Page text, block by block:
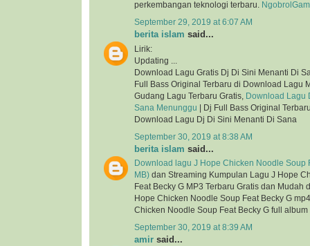
perkembangan teknologi terbaru.
September 29, 2019 at 6:07 AM
berita islam said...
Lirik:
Updating ...
Download Lagu Gratis Dj Di Sini Menanti Di
Full Bass Original Terbaru di Download Lagu
Gudang Lagu Terbaru Gratis,
Download Lagu
Sana Menunggu | Dj Full Bass Original
Download Lagu Dj Di Sini Menanti Di Sana
September 30, 2019 at 8:38 AM
berita islam said...
Download lagu J Hope Chicken Noodle Soup
MB) dan Streaming Kumpulan Lagu J Hope
Feat Becky G MP3 Terbaru Gratis dan Mudah
Hope Chicken Noodle Soup Feat Becky G
Chicken Noodle Soup Feat Becky G full album
September 30, 2019 at 8:39 AM
amir said...